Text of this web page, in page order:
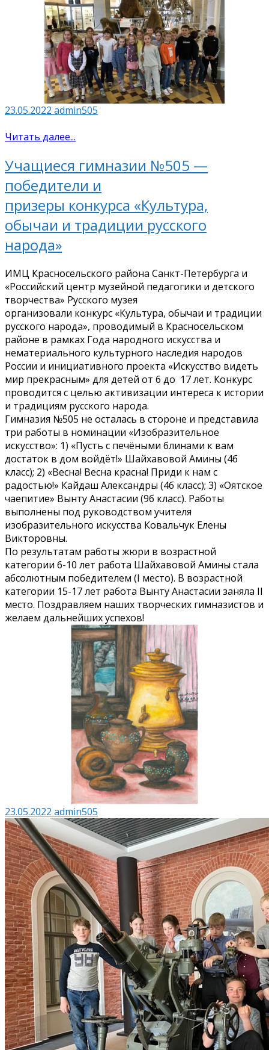
23.05.2022 admin505
Читать далее...
Учащиеся гимназии №505 —
победители и
призеры конкурса «Культура,
обычаи и традиции русского
народа»
ИМЦ Красносельского района Санкт-Петербурга и
«Российский центр музейной педагогики и детского
творчества» Русского музея
организовали конкурс «Культура, обычаи и традиции
русского народа», проводимый в Красносельском
районе в рамках Года народного искусства и
нематериального культурного наследия народов
России и инициативного проекта «Искусство видеть
мир прекрасным» для детей от 6 до 17 лет. Конкурс
проводится с целью активизации интереса к истории
и традициям русского народа.
Гимназия №505 не осталась в стороне и представила
три работы в номинации «Изобразительное
искусство»: 1) «Пусть с печёными блинами к вам
достаток в дом войдёт!» Шайхавовой Амины (4б
класс); 2) «Весна! Весна красна! Приди к нам с
радостью!» Кайдаш Александры (4б класс); 3) «Оятское
чаепитие» Вынту Анастасии (9б класс). Работы
выполнены под руководством учителя
изобразительного искусства Ковальчук Елены
Викторовны.
По результатам работы жюри в возрастной
категории 6-10 лет работа Шайхавовой Амины стала
абсолютным победителем (I место). В возрастной
категории 15-17 лет работа Вынту Анастасии заняла II
место. Поздравляем наших творческих гимназистов и
желаем дальнейших успехов!
23.05.2022 admin505